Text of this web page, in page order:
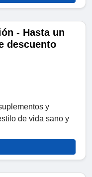
- Hasta un
descuento
y
de vida sano y